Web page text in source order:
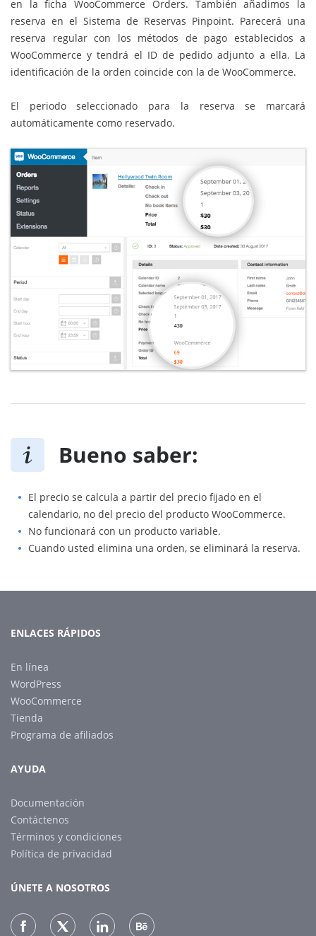
en la ficha WooCommerce Orders. También añadimos la
reserva en el Sistema de Reservas Pinpoint. Parecerá una
reserva regular con los métodos de pago establecidos a
WooCommerce y tendrá el ID de pedido adjunto a ella. La
identificación de la orden coincide con la de WooCommerce.
El periodo seleccionado para la reserva se marcará
automáticamente como reservado.
Bueno saber:
El precio se calcula a partir del precio fijado en el
calendario, no del precio del producto WooCommerce.
No funcionará con un producto variable.
Cuando usted elimina una orden, se eliminará la reserva.
ENLACES RÁPIDOS
En línea
WordPress
WooCommerce
Tienda
Programa de afiliados
AYUDA
Documentación
Contáctenos
Términos y condiciones
Política de privacidad
ÚNETE A NOSOTROS